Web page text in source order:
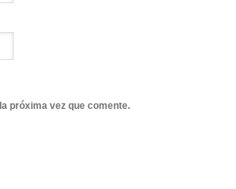
próxima vez que comente.